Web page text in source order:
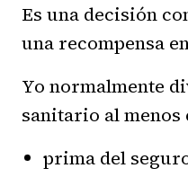
Es una decisión
una recompensa
Yo normalmente
sanitario al menos
prima del